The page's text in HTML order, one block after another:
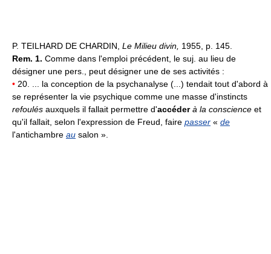
P. TEILHARD DE CHARDIN, Le Milieu divin, 1955, p. 145.
Rem. 1. Comme dans l'emploi précédent, le suj. au lieu de
désigner une pers., peut désigner une de ses activités :
• 20. ... la conception de la psychanalyse (...) tendait tout d'abord à
se représenter la vie psychique comme une masse d'instincts
refoulés auxquels il fallait permettre d'accéderà la conscience et
qu'il fallait, selon l'expression de Freud, faire passer « de
l'antichambre au salon ».